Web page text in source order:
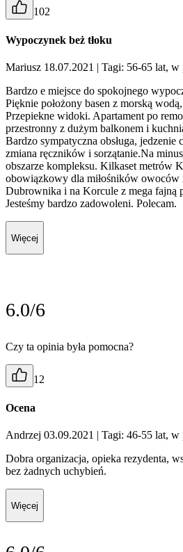
102
Wypoczynek beż tłoku
Mariusz 18.07.2021 | Tagi: 56-65 lat, w
Bardzo e miejsce do spokojnego
Pięknie położony basen z morską
Przepiekne widoki. Apartament po
przestronny z dużym balkonem i
Bardzo sympatyczna obsługa, jedzenie
zmiana ręczników i sorzątanie.Na
obszarze kompleksu. Kilkaset metrów
obowiązkowy dla miłośników
Dubrownika i na Korcule z mega fajną
Jesteśmy bardzo zadowoleni. Polecam.
Więcej
6.0/6
Czy ta opinia była pomocna?
12
Ocena
Andrzej 03.09.2021 | Tagi: 46-55 lat, w
Dobra organizacja, opieka rezydenta,
bez żadnych uchybień.
Więcej